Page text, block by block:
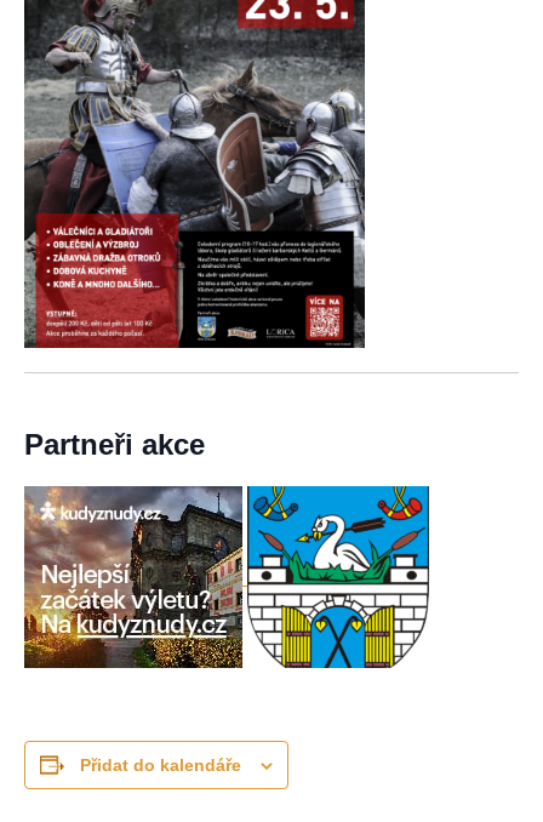
Partneři akce
Přidat do kalendáře